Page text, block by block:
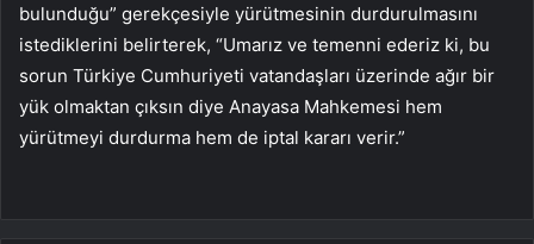
bulunduğu” gerekçesiyle yürütmesinin durdurulmasını
istediklerini belirterek, “Umarız ve temenni ederiz ki, bu
sorun Türkiye Cumhuriyeti vatandaşları üzerinde ağır bir
yük olmaktan çıksın diye Anayasa Mahkemesi hem
yürütmeyi durdurma hem de iptal kararı verir.”